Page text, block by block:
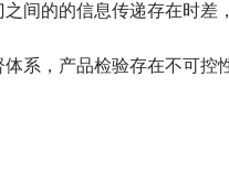
间的的信息传递存在时差
系，产品检验存在不可